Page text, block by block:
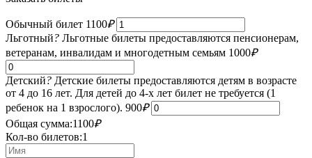
Обычный билет 1100₽
Льготный? Льготные билеты предоставляются пенсионерам,
ветеранам, инвалидам и многодетным семьям 1000₽
Детский? Детские билеты предоставляются детям в возрасте
от 4 до 16 лет. Для детей до 4-х лет билет не требуется (1
ребенок на 1 взрослого). 900₽
Общая сумма:1100₽
Кол-во билетов:1